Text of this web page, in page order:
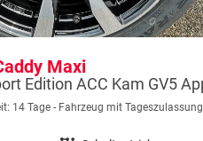
Maxi
14 Tage Fahrzeug mit Tageszulassung